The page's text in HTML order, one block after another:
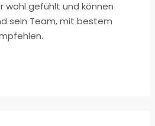
wohl gefühlt und können
sein Team, mit bestem